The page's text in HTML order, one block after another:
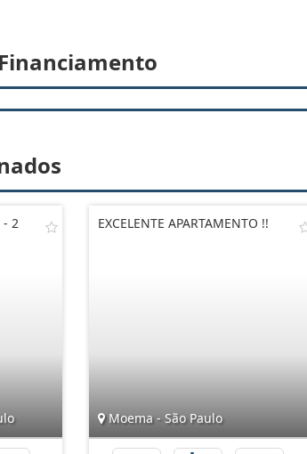
Financiamento
- 2
EXCELENTE APARTAMENTO !!
Moema - São Paulo